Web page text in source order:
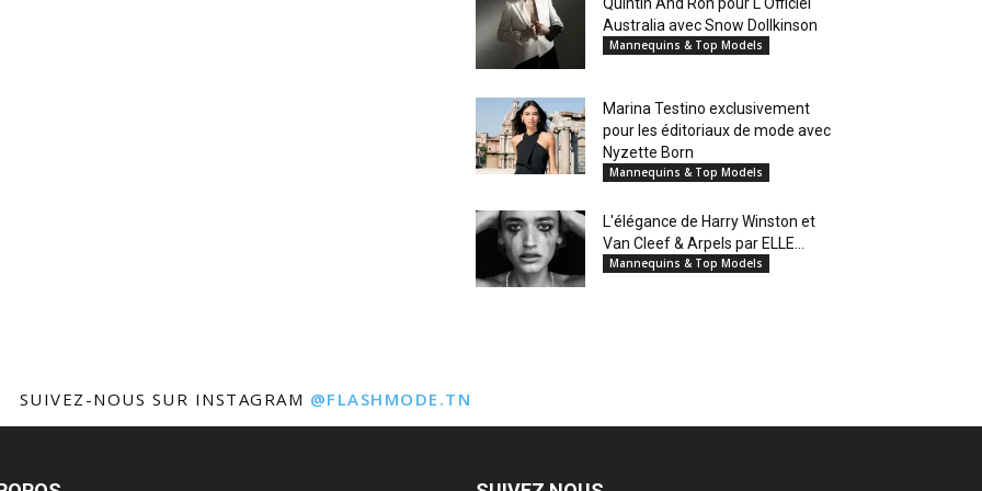
Australia avec Snow Dollkinson
Mannequins & Top Models
Marina Testino exclusivement
pour les éditoriaux de mode avec
Nyzette Born
Mannequins & Top Models
L'élégance de Harry Winston et
Van Cleef & Arpels par ELLE...
Mannequins & Top Models
SUIVEZ-NOUS SUR INSTAGRAM @FLASHMODE.TN